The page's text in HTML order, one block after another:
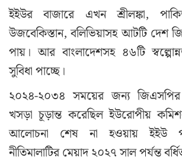
ইইউর বাজারে এখন শ্রীলঙ্কা,
উজবেকিস্তান, বলিভিয়াসহ আটটি দেশ
পায়। আর বাংলাদেশসহ ৪৬টি
সুবিধা পাচ্ছে।
২০২৪-২০৩৪ সময়ের জন্য জিএসপির
খসড়া চূড়ান্ত করেছিল ইউরোপীয়
আলোচনা শেষ না হওয়ায় ইইউ
নীতিমালাটির মেয়াদ ২০২৭ সাল পর্যন্ত